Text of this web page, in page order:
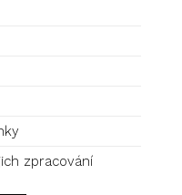
zpracování